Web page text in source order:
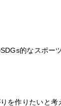
的なスポー
を作りたいと考